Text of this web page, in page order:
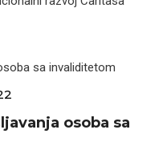
osoba sa